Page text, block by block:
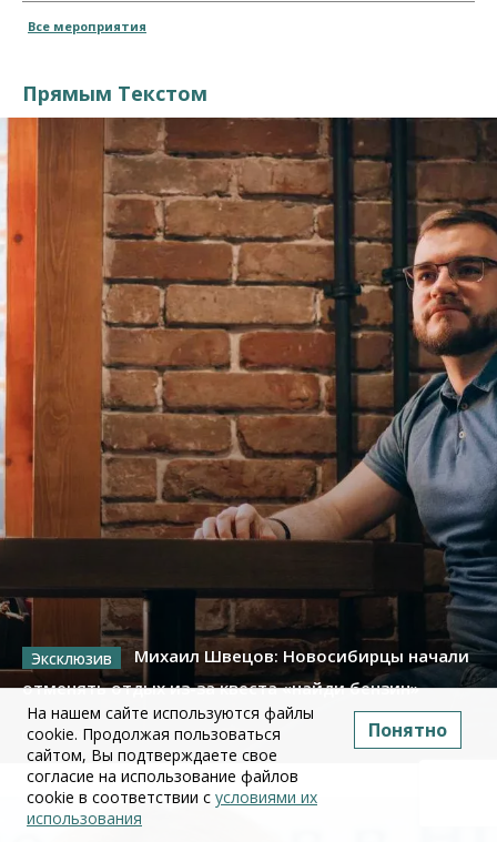
Все мероприятия
Прямым Текстом
Михаил Швецов: Новосибирцы начали
отменять отдых из-за квеста «найди бензин»
09 июля 2026
На нашем сайте используются файлы
cookie. Продолжая пользоваться
сайтом, Вы подтверждаете свое
согласие на использование файлов
cookie в соответствии с условиями их
использования
Понятно